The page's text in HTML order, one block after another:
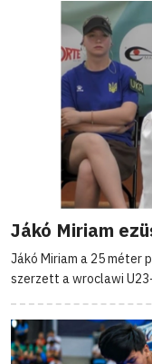
Jákó Miriam
Jákó Miriam a 25 méter
szerzett a wroclawi